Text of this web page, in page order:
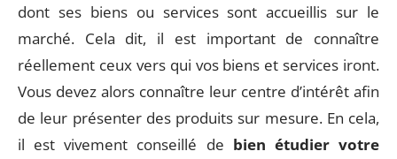
dont ses biens ou services sont accueillis sur le
marché. Cela dit, il est important de connaître
réellement ceux vers qui vos biens et services iront.
Vous devez alors connaître leur centre d’intérêt afin
de leur présenter des produits sur mesure. En cela,
il est vivement conseillé de bien étudier votre